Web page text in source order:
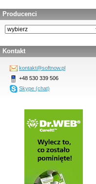
Producenci
Kontakt
kontakt@softnow.pl
+48 530 339 506
Skype (chat)